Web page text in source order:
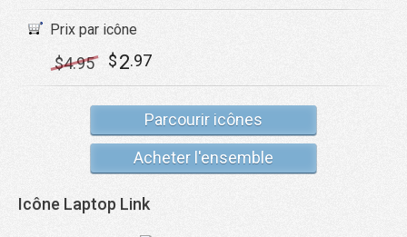
Prix par icône
$4.95 $2.97
Parcourir icônes
Acheter l'ensemble
Icône Laptop Link